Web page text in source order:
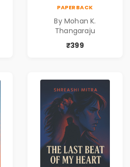
never expected his
love to fight back.
PAPERBACK
By Mohan K.
Thangaraju
₹399